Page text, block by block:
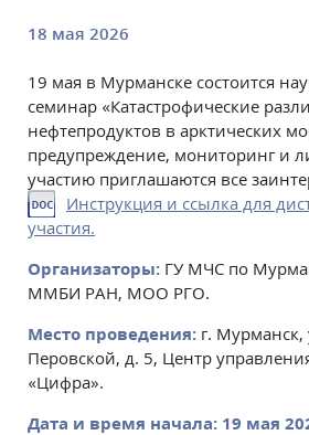
18 мая 2026
19 мая в Мурманске состоится
семинар «Катастрофические
нефтепродуктов в арктических
предупреждение, мониторинг и
участию приглашаются все
Инструкция и ссылка для
участия.
Организаторы: ГУ МЧС по
ММБИ РАН, МОО РГО.
Место проведения: г.
Перовской, д. 5, Центр
«Цифра».
Дата и время начала: 19 мая